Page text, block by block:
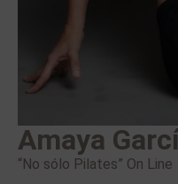
Amaya
“No sólo Pilates” On Line